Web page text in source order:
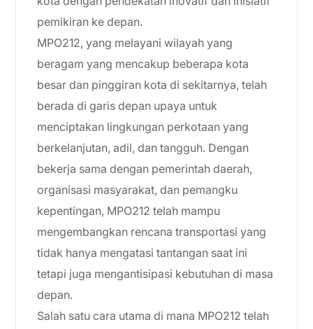
pemikiran ke depan.
MPO212, yang melayani wilayah yang
beragam yang mencakup beberapa kota
besar dan pinggiran kota di sekitarnya, telah
berada di garis depan upaya untuk
menciptakan lingkungan perkotaan yang
berkelanjutan, adil, dan tangguh. Dengan
bekerja sama dengan pemerintah daerah,
organisasi masyarakat, dan pemangku
kepentingan, MPO212 telah mampu
mengembangkan rencana transportasi yang
tidak hanya mengatasi tantangan saat ini
tetapi juga mengantisipasi kebutuhan di masa
depan.
Salah satu cara utama di mana MPO212 telah